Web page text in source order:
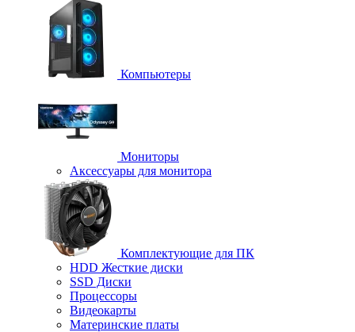
Компьютеры
Мониторы
Аксессуары для монитора
Комплектующие для ПК
HDD Жесткие диски
SSD Диски
Процессоры
Видеокарты
Материнские платы